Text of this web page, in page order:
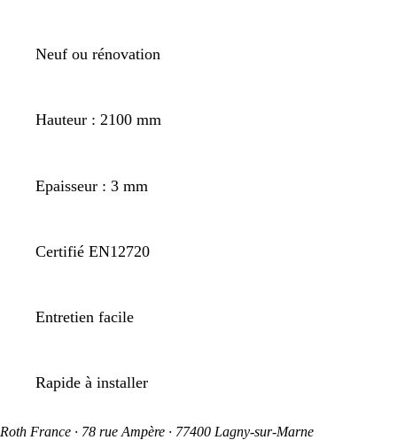
Neuf ou rénovation
Hauteur : 2100 mm
Epaisseur : 3 mm
Certifié EN12720
Entretien facile
Rapide à installer
Roth France · 78 rue Ampère · 77400 Lagny-sur-Marne